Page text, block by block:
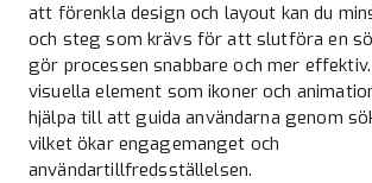
att förenkla design och layout kan du
och steg som krävs för att slutföra en
gör processen snabbare och mer
visuella element som ikoner och
hjälpa till att guida användarna genom
vilket ökar engagemanget och
användartillfredsställelsen.